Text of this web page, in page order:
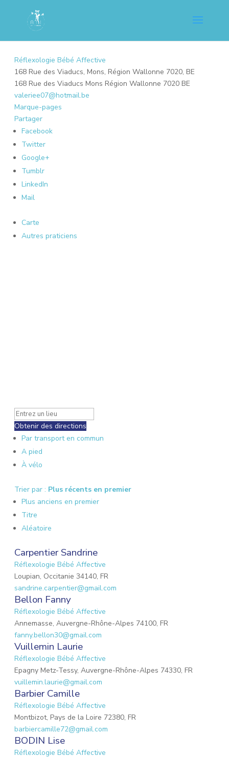
Réflexologie Bébé Affective
168 Rue des Viaducs, Mons, Région Wallonne 7020, BE
168 Rue des Viaducs Mons Région Wallonne 7020 BE
valeriee07@hotmail.be
Marque-pages
Partager
Facebook
Twitter
Google+
Tumblr
LinkedIn
Mail
Carte
Autres praticiens
Obtenir des directions
Par transport en commun
A pied
À vélo
Trier par : Plus récents en premier
Plus anciens en premier
Titre
Aléatoire
Carpentier Sandrine
Réflexologie Bébé Affective
Loupian, Occitanie 34140, FR
sandrine.carpentier@gmail.com
Bellon Fanny
Réflexologie Bébé Affective
Annemasse, Auvergne-Rhône-Alpes 74100, FR
fanny.bellon30@gmail.com
Vuillemin Laurie
Réflexologie Bébé Affective
Epagny Metz-Tessy, Auvergne-Rhône-Alpes 74330, FR
vuillemin.laurie@gmail.com
Barbier Camille
Réflexologie Bébé Affective
Montbizot, Pays de la Loire 72380, FR
barbiercamille72@gmail.com
BODIN Lise
Réflexologie Bébé Affective